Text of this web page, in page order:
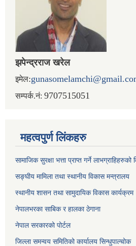
झपेन्द्रराज खरेल
इमेल:
सम्पर्क.नं: 9707515051
महत्वपुर्ण लिंकहरु
सामाजिक सुरक्षा भत्ता प्राप्त गर्ने
सङ्घीय मामिला तथा स्थानीय विकास मन्त्रालय
स्थानीय शासन तथा सामुदायिक विकास कार्यक्रम
नेपालभरका साबिक र हालका ठेगाना
नेपाल सरकारको पोर्टल
जिल्ला समन्वय समितिको कार्यालय सिन्धुपाल्चोक